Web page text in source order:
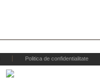
Politica de confidentialitate